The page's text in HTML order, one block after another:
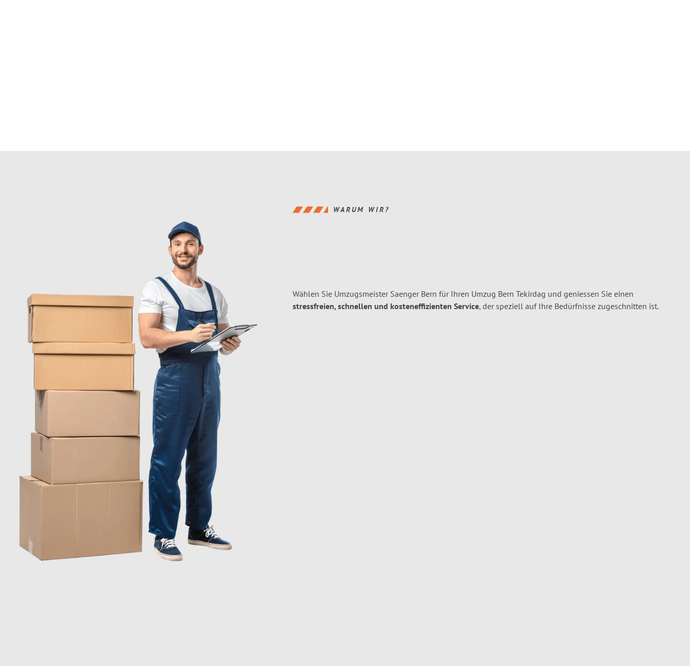
WARUM WIR?
Wählen Sie Umzugsmeister Saenger Bern für Ihren Umzug Bern Tekirdag und geniessen Sie einen
stressfreien, schnellen und kosteneffizienten Service, der speziell auf Ihre Bedürfnisse zugeschnitten ist.